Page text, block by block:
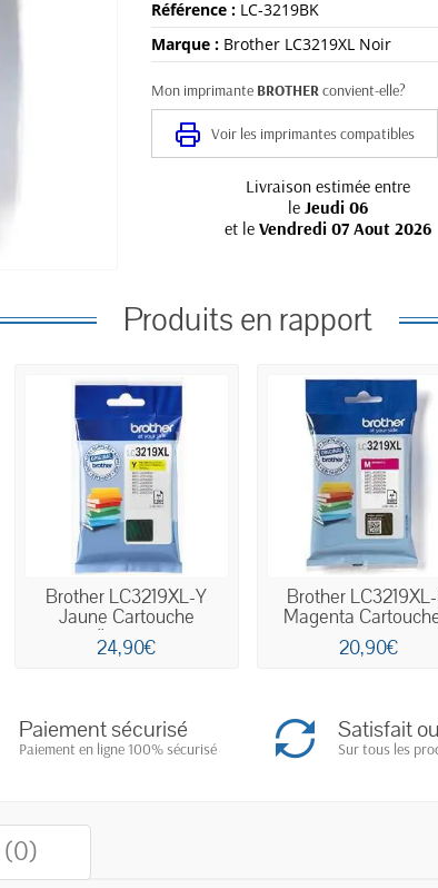
Référence : LC-3219BK
Marque : Brother LC3219XL Noir
Mon imprimante BROTHER convient-elle?
Voir les imprimantes compatibles
Livraison estimée entre
leJeudi 06
et leVendredi 07 Aout 2026
Produits en rapport
Brother LC3219XL-Y
Jaune Cartouche
d'encre...
24,90€
Brother
Magenta
20,90€
Paiement sécurisé
Paiement en ligne 100% sécurisé
Satisfait
Sur tous les
(0)